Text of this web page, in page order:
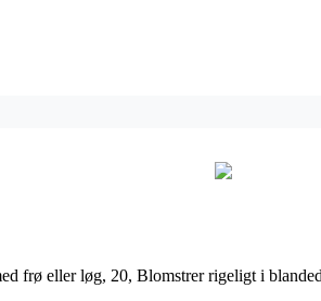
frø eller løg, 20, Blomstrer rigeligt i